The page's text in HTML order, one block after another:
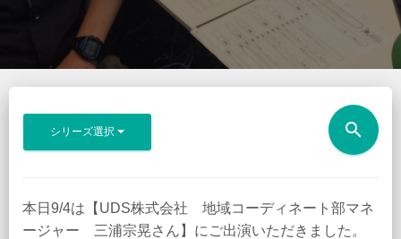
シリーズ選択 search
本日9/4は【UDS株式会社 地域コーディネート部マネ
ージャー 三浦宗晃さん】にご出演いただきました。